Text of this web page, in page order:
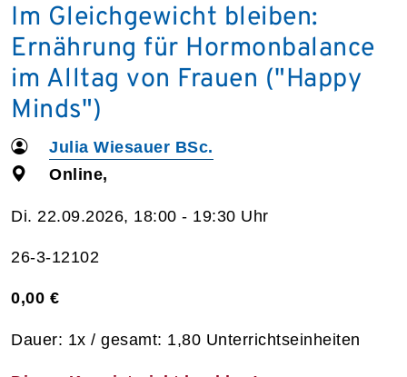
Im Gleichgewicht bleiben:
Ernährung für Hormonbalance
im Alltag von Frauen ("Happy
Minds")
Julia Wiesauer BSc.
Online,
Di. 22.09.2026, 18:00 - 19:30 Uhr
26-3-12102
0,00 €
Dauer: 1x / gesamt: 1,80 Unterrichtseinheiten